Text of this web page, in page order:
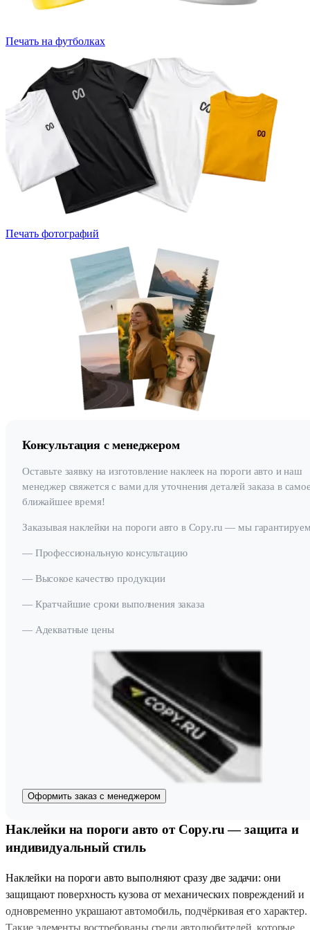
Печать на футболках
Печать фотографий
Консультация с менеджером
Оставьте заявку на изготовление наклеек на пороги авто и наш
менеджер свяжется с вами для уточнения деталей заказа в
ближайшее время!
Заказывая наклейки на пороги авто в Copy.ru — мы
— Профессиональную консультацию
— Высокое качество продукции
— Кратчайшие сроки выполнения заказа
— Адекватные цены
Оформить заказ с менеджером
Наклейки на пороги авто от Copy.ru — защита и
индивидуальный стиль
Наклейки на пороги авто выполняют сразу две задачи: они
защищают поверхность кузова от механических повреждений и
одновременно украшают автомобиль, подчёркивая его характер.